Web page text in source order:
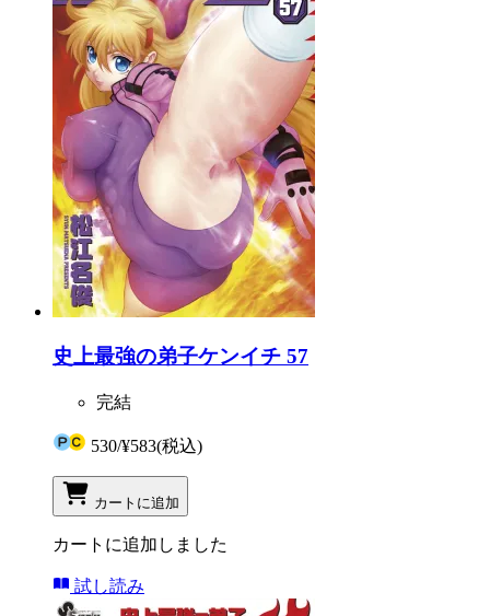
史上最強の弟子ケンイチ 57
完結
530/¥583(税込)
カートに追加
カートに追加しました
試し読み